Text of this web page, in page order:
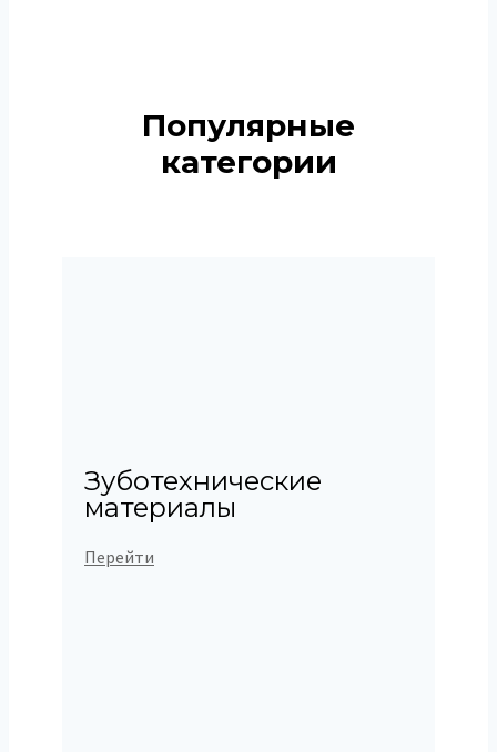
Популярные
категории
Зуботехнические
материалы
Перейти